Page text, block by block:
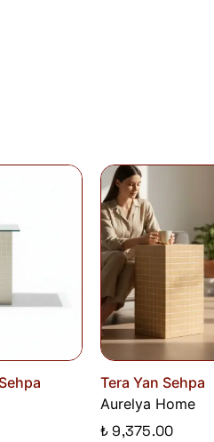
Tera Yan Sehpa
Aurelya Home
₺ 9,375.00